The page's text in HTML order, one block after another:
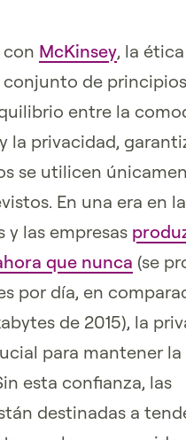
con McKinsey, la
conjunto de
entre la
la privacidad,
se utilicen
En una era en
y las empresas
que nunca (se
por día, en
de 2015), la
para mantener la
esta confianza, las
destinadas a